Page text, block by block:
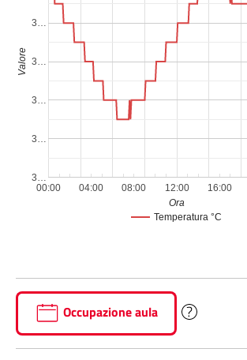
Temperatura °C
00:00 04:00 08:00 12:00 16:00
3…
3…
3…
3…
3…
Ora
Valore
Occupazione aula